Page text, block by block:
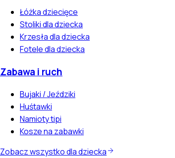
Łóżka dziecięce
Stoliki dla dziecka
Krzesła dla dziecka
Fotele dla dziecka
Zabawa i ruch
Bujaki / Jeździki
Huśtawki
Namioty tipi
Kosze na zabawki
Zobacz wszystko dla dziecka